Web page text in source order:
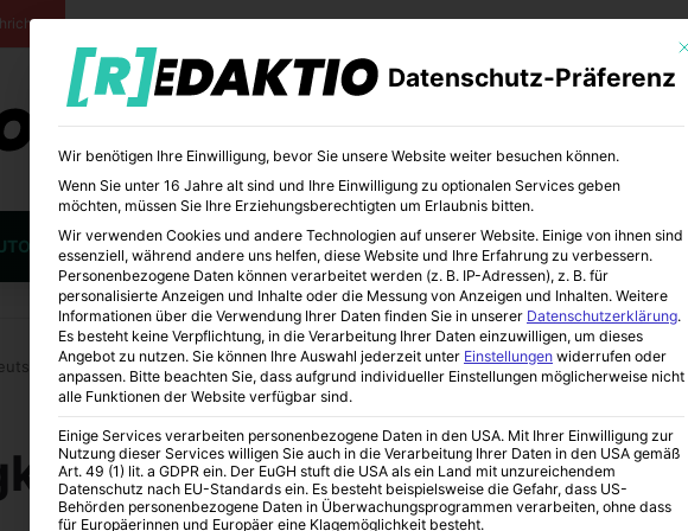
BÜCHER BILDUNG KUNST
– was das Jahr 2016 bringt
in Deutschland –
Datenschutz-Präferenz
Wir benötigen Ihre Einwilligung, bevor Sie unsere Website weiter besuchen können.
Wenn Sie unter 16 Jahre alt sind und Ihre Einwilligung zu optionalen Services geben
möchten, müssen Sie Ihre Erziehungsberechtigten um Erlaubnis bitten.
Wir verwenden Cookies und andere Technologien auf unserer Website. Einige von ihnen sind
essenziell, während andere uns helfen, diese Website und Ihre Erfahrung zu verbessern.
Personenbezogene Daten können verarbeitet werden (z. B. IP-Adressen), z. B. für
personalisierte Anzeigen und Inhalte oder die Messung von Anzeigen und Inhalten. Weitere
Informationen über die Verwendung Ihrer Daten finden Sie in unserer Datenschutzerklärung.
Es besteht keine Verpflichtung, in die Verarbeitung Ihrer Daten einzuwilligen, um dieses
Angebot zu nutzen. Sie können Ihre Auswahl jederzeit unter Einstellungen widerrufen oder
anpassen. Bitte beachten Sie, dass aufgrund individueller Einstellungen möglicherweise nicht
alle Funktionen der Website verfügbar sind.
Einige Services verarbeiten personenbezogene Daten in den USA. Mit Ihrer Einwilligung zur
Nutzung dieser Services willigen Sie auch in die Verarbeitung Ihrer Daten in den USA gemäß
Art. 49 (1) lit. a GDPR ein. Der EuGH stuft die USA als ein Land mit unzureichendem
Datenschutz nach EU-Standards ein. Es besteht beispielsweise die Gefahr, dass US-
Behörden personenbezogene Daten in Überwachungsprogrammen verarbeiten, ohne dass
für Europäerinnen und Europäer eine Klagemöglichkeit besteht.